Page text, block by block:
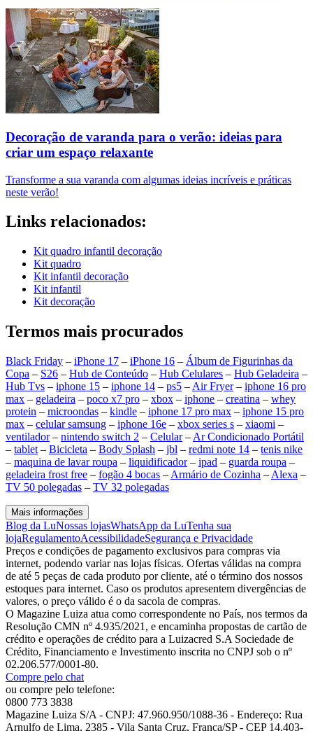
Decoração de varanda para o verão: ideias para
criar um espaço relaxante
Transforme a sua varanda com algumas ideias incríveis e práticas
neste verão!
Links relacionados:
Kit quadro infantil decoração
Kit quadro
Kit infantil decoração
Kit infantil
Kit decoração
Termos mais procurados
Black Friday – iPhone 17 – iPhone 16 – Álbum de Figurinhas da
Copa – S26 – Hub de Conteúdo – Hub Celulares – Hub Geladeira –
Hub Tvs – iphone 15 – iphone 14 – ps5 – Air Fryer– iphone 16 pro
max – geladeira – poco x7 pro – xbox – iphone – creatina – whey
protein – microondas – kindle – iphone 17 pro max – iphone 15 pro
max – celular samsung – iphone 16e – xbox series s – xiaomi –
ventilador– nintendo switch 2 – Celular– Ar Condicionado Portátil
– tablet – Bicicleta – Body Splash – jbl – redmi note 14 – tenis nike
– maquina de lavar roupa – liquidificador– ipad – guarda roupa –
geladeira frost free – fogão 4 bocas – Armário de Cozinha – Alexa –
TV 50 polegadas – TV 32 polegadas
Mais informações
Blog da LuNossas lojasWhatsApp da LuTenha sua
lojaRegulamentoAcessibilidadeSegurança e Privacidade
Preços e condições de pagamento exclusivos para compras via
internet, podendo variar nas lojas físicas. Ofertas válidas na compra
de até 5 peças de cada produto por cliente, até o término dos nossos
estoques para internet. Caso os produtos apresentem divergências de
valores, o preço válido é o da sacola de compras.
O Magazine Luiza atua como correspondente no País, nos termos da
Resolução CMN nº 4.935/2021, e encaminha propostas de cartão de
crédito e operações de crédito para a Luizacred S.A Sociedade de
Crédito, Financiamento e Investimento inscrita no CNPJ sob o nº
02.206.577/0001-80.
Compre pelo chat
ou compre pelo telefone:
0800 773 3838
Magazine Luiza S/A - CNPJ: 47.960.950/1088-36 - Endereço: Rua
Arnulfo de Lima, 2385 - Vila Santa Cruz, Franca/SP - CEP 14.403-